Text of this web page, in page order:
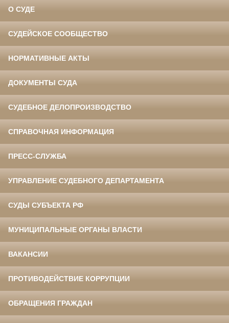
О СУДЕ
СУДЕЙСКОЕ СООБЩЕСТВО
НОРМАТИВНЫЕ АКТЫ
ДОКУМЕНТЫ СУДА
СУДЕБНОЕ ДЕЛОПРОИЗВОДСТВО
СПРАВОЧНАЯ ИНФОРМАЦИЯ
ПРЕСС-СЛУЖБА
УПРАВЛЕНИЕ СУДЕБНОГО ДЕПАРТАМЕНТА
СУДЫ СУБЪЕКТА РФ
МУНИЦИПАЛЬНЫЕ ОРГАНЫ ВЛАСТИ
ВАКАНСИИ
ПРОТИВОДЕЙСТВИЕ КОРРУПЦИИ
ОБРАЩЕНИЯ ГРАЖДАН